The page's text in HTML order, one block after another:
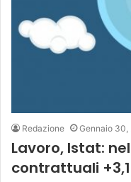
Redazione Gennaio 30,
Lavoro, Istat:
contrattuali